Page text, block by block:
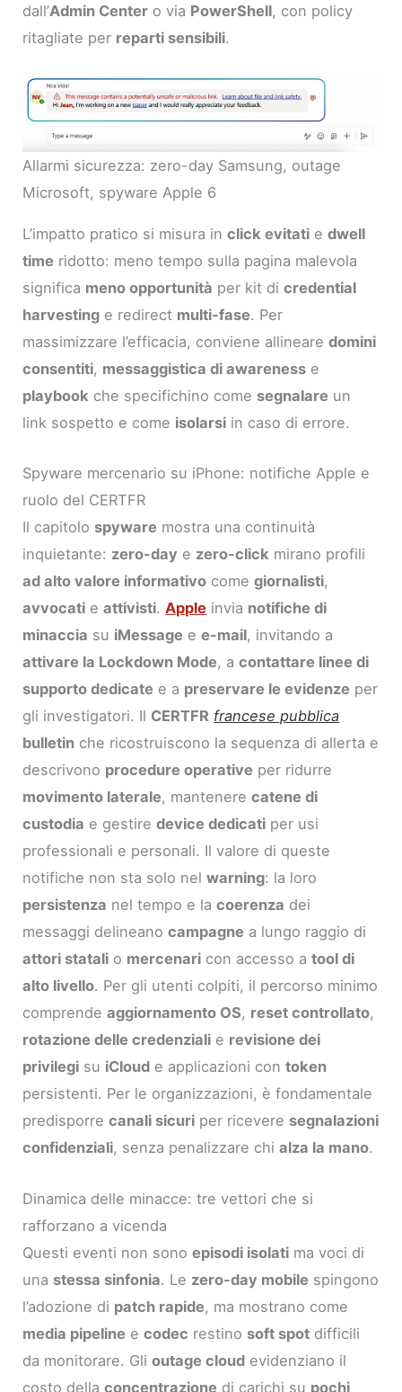
dall’Admin Center o via PowerShell, con policy
ritagliate per reparti sensibili.
Allarmi sicurezza: zero-day Samsung, outage
Microsoft, spyware Apple 6
L’impatto pratico si misura inclick evitati edwell
time ridotto: meno tempo sulla pagina malevola
significa meno opportunità per kit dicredential
harvesting e redirect multi-fase. Per
massimizzare l’efficacia, conviene allinearedomini
consentiti, messaggistica di awareness e
playbook che specifichino come segnalare un
link sospetto e come isolarsi in caso di errore.
Spyware mercenario su iPhone: notifiche Apple e
ruolo del CERTFR
Il capitolo spyware mostra una continuità
inquietante: zero-day e zero-click mirano profili
ad alto valore informativo comegiornalisti,
avvocati eattivisti.Apple invia notifiche di
minaccia su iMessage ee-mail, invitando a
attivare la Lockdown Mode, acontattare linee di
supporto dedicate e a preservare le evidenze per
gli investigatori. Il CERTFR francese pubblica
bulletin che ricostruiscono la sequenza di allerta e
descrivono procedure operative per ridurre
movimento laterale, mantenerecatene di
custodia e gestiredevice dedicati per usi
professionali e personali. Il valore di queste
notifiche non sta solo nelwarning: la loro
persistenza nel tempo e lacoerenza dei
messaggi delineanocampagne a lungo raggio di
attori statali o mercenari con accesso atool di
alto livello. Per gli utenti colpiti, il percorso minimo
comprendeaggiornamento OS, reset controllato,
rotazione delle credenziali e revisione dei
privilegi su iCloud e applicazioni contoken
persistenti. Per le organizzazioni, è fondamentale
predisporrecanali sicuri per ricevere segnalazioni
confidenziali, senza penalizzare chialza la mano.
Dinamica delle minacce: tre vettori che si
rafforzano a vicenda
Questi eventi non sonoepisodi isolati ma voci di
una stessa sinfonia. Le zero-day mobile spingono
l’adozione di patch rapide, ma mostrano come
media pipeline ecodec restino soft spot difficili
da monitorare. Glioutage cloud evidenziano il
costo dellaconcentrazione di carichi su pochi